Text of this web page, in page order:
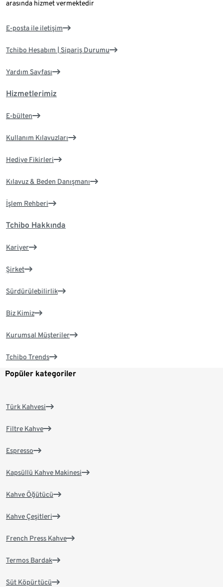
arasında hizmet vermektedir
E-posta ile iletişim
Tchibo Hesabım | Sipariş Durumu
Yardım Sayfası
Hizmetlerimiz
E-bülten
Kullanım Kılavuzları
Hediye Fikirleri
Kılavuz & Beden Danışmanı
İşlem Rehberi
Tchibo Hakkında
Kariyer
Şirket
Sürdürülebilirlik
Biz Kimiz
Kurumsal Müşteriler
Tchibo Trends
Popüler kategoriler
Türk Kahvesi
Filtre Kahve
Espresso
Kapsüllü Kahve Makinesi
Kahve Öğütücü
Kahve Çeşitleri
French Press Kahve
Termos Bardak
Süt Köpürtücü